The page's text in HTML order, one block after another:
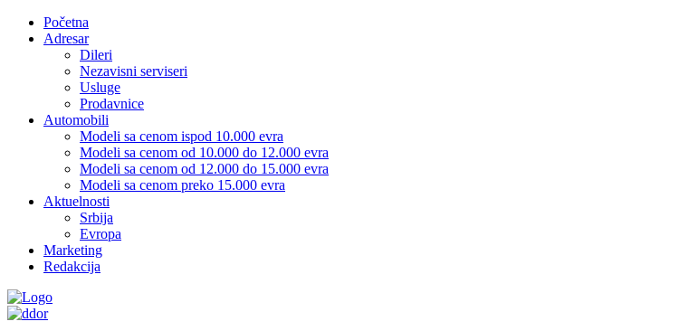
Početna
Adresar
Dileri
Nezavisni serviseri
Usluge
Prodavnice
Automobili
Modeli sa cenom ispod 10.000 evra
Modeli sa cenom od 10.000 do 12.000 evra
Modeli sa cenom od 12.000 do 15.000 evra
Modeli sa cenom preko 15.000 evra
Aktuelnosti
Srbija
Evropa
Marketing
Redakcija